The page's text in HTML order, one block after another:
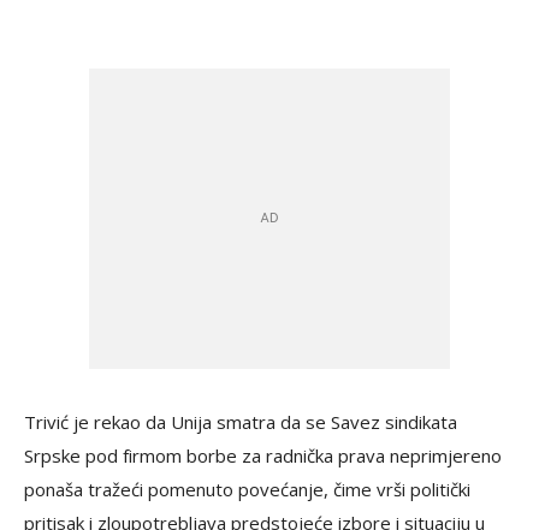
Trivić je rekao da Unija smatra da se Savez sindikata
Srpske pod firmom borbe za radnička prava neprimjereno
ponaša tražeći pomenuto povećanje, čime vrši politički
pritisak i zloupotrebljava predstojeće izbore i situaciju u